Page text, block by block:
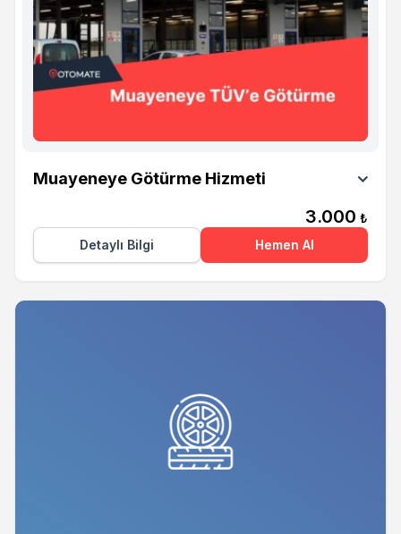
Muayeneye Götürme Hizmeti
3.000 ₺
Detaylı Bilgi
Hemen Al